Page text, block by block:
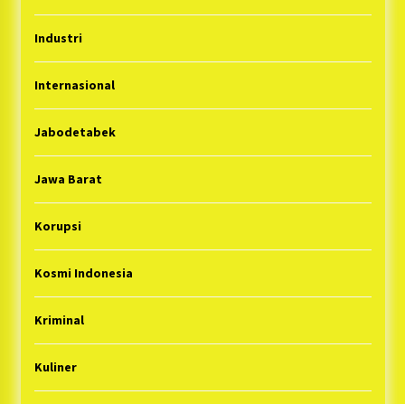
Industri
Internasional
Jabodetabek
Jawa Barat
Korupsi
Kosmi Indonesia
Kriminal
Kuliner